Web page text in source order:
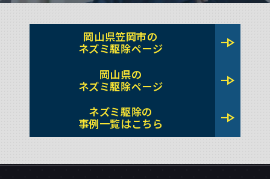
岡山県笠岡市の
ネズミ駆除ページ
line_end_arrow
岡山県の
ネズミ駆除ページ
line_end_arrow
ネズミ駆除の
事例一覧はこちら
line_end_arrow